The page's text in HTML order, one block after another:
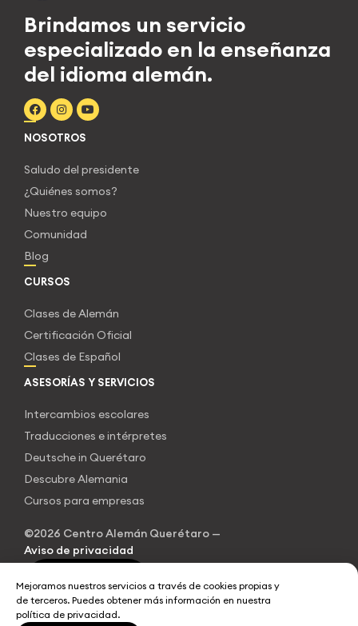
Brindamos un servicio
especializado en la enseñanza
del idioma alemán.
NOSOTROS
Saludo del presidente
¿Quiénes somos?
Nuestro equipo
Comunidad
Blog
CURSOS
Clases de Alemán
Certificación Oficial
Clases de Español
ASESORÍAS Y SERVICIOS
Intercambios escolares
Traducciones e intérpretes
Deutsche in Querétaro
Descubre Alemania
Cursos para empresas
©2026 Centro Alemán Querétaro —
Aviso de privacidad
Escríbenos
Mejoramos nuestros servicios a través de cookies propias y
de terceros. Puedes obtener más información en nuestra
política de privacidad.